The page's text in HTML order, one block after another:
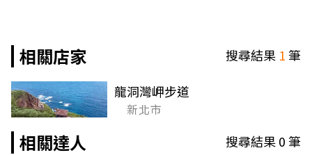
相關店家 搜尋結果 1筆
龍洞灣岬步道
新北市
相關達人 搜尋結果0筆